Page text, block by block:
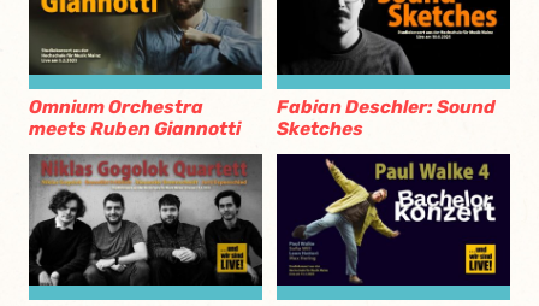
Omnium Orchestra
meets Ruben Giannotti
Fabian Deschler: Sound
Sketches